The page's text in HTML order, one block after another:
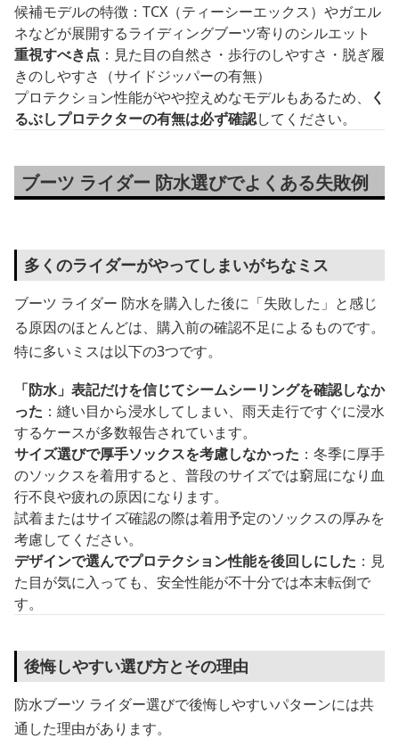
候補モデルの特徴：TCX（ティーシーエックス）やガエル
ネなどが展開するライディングブーツ寄りのシルエット
重視すべき点 ：見た目の自然さ・歩行のしやすさ・脱ぎ履
きのしやすさ（サイドジッパーの有無）
プロテクション性能がやや控えめなモデルもあるため、
く
るぶしプロテクターの有無は必ず確認してください。
ブーツ ライダー 防水選びでよくある失敗例
多くのライダーがやってしまいがちなミス
ブーツ ライダー 防水を購入した後に「失敗した」と感じ
る原因のほとんどは、購入前の確認不足によるものです。
特に多いミスは以下の3つです。
「防水」表記だけを信じてシームシーリングを確認しなか
った ：縫い目から浸水してしまい、雨天走行ですぐに浸水
するケースが多数報告されています。
サイズ選びで厚手ソックスを考慮しなかった ：冬季に厚手
のソックスを着用すると、普段のサイズでは窮屈になり血
行不良や疲れの原因になります。
試着またはサイズ確認の際は着用予定のソックスの厚みを
考慮してください。
デザインで選んでプロテクション性能を後回しにした ：見
た目が気に入っても、安全性能が不十分では本末転倒で
す。
後悔しやすい選び方とその理由
防水ブーツ ライダー選びで後悔しやすいパターンには共
通した理由があります。